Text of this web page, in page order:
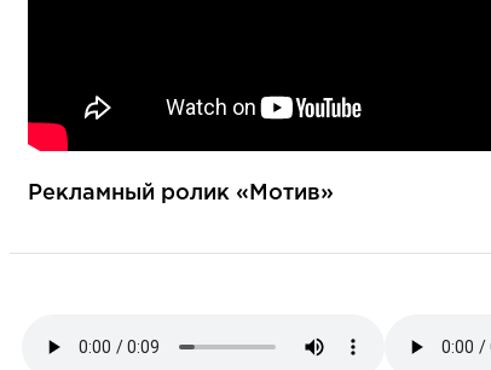
Рекламный ролик «Мотив»